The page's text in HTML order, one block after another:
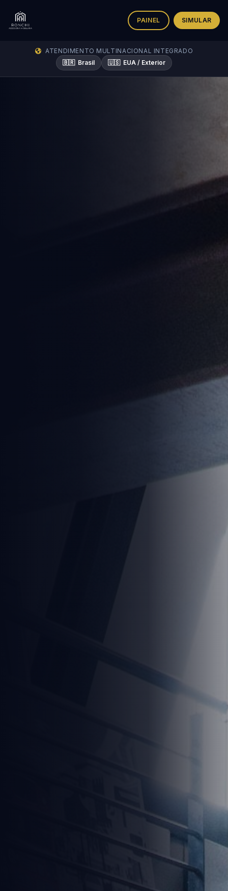
PAINEL SIMULAR
ATENDIMENTO MULTINACIONAL INTEGRADO
🇧🇷 Brasil 🇺🇸 EUA / Exterior